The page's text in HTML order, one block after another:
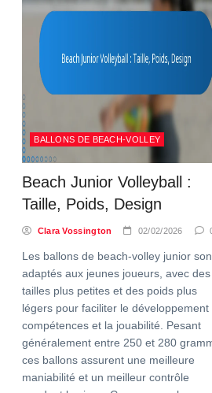
BALLONS DE BEACH-VOLLEY
Beach Junior Volleyball :
Taille, Poids, Design
Clara Vossington 02/02/2026
Les ballons de beach-volley junior
adaptés aux jeunes joueurs, avec des
tailles plus petites et des poids plus
légers pour faciliter le développement
compétences et la jouabilité. Pesant
généralement entre 250 et 280
ces ballons assurent une meilleure
maniabilité et un meilleur contrôle